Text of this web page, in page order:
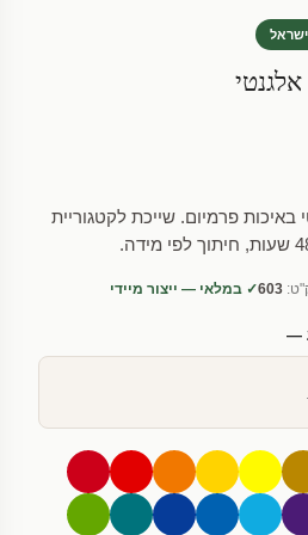
ישראל
פרמיום. שייכת לקטגוריית
603✓ במלאי — ייצור מיידי
—